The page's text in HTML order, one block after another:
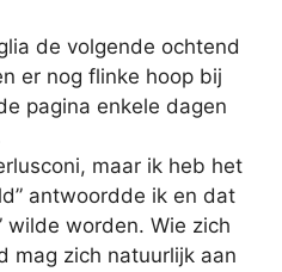
de volgende ochtend
er nog flinke hoop bij
pagina enkele dagen
maar ik heb het
antwoordde ik en dat
wilde worden. Wie zich
mag zich natuurlijk aan